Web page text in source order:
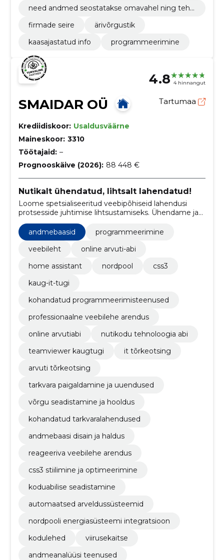
need andmed seostatakse omavahel ning teha
s.
firmade seire
ärivõrgustik
kaasajastatud info
programmeerimine
4.8 4 hinnangut
SMAIDAR OÜ Tartumaa
Krediidiskoor: Usaldusväärne
Maineskoor: 3310
Töötajaid: –
Prognooskäive (2026): 88 448 €
Nutikalt ühendatud, lihtsalt lahendatud!
Loome spetsialiseeritud veebipõhiseid lahendusi
protsesside juhtimise lihtsustamiseks. Ühendame ja
andmebaasid
programmeerimine
veebileht
online arvuti-abi
home assistant
nordpool
css3
kaug-it-tugi
kohandatud programmeerimisteenused
professionaalne veebilehe arendus
online arvutiabi
nutikodu tehnoloogia abi
teamviewer kaugtugi
it tõrkeotsing
arvuti tõrkeotsing
tarkvara paigaldamine ja uuendused
võrgu seadistamine ja hooldus
kohandatud tarkvaralahendused
andmebaasi disain ja haldus
reageeriva veebilehe arendus
css3 stiilimine ja optimeerimine
koduabilise seadistamine
automaatsed arveldussüsteemid
nordpooli energiasüsteemi integratsioon
kodulehed
viirusekaitse
andmeanalüüsi teenused